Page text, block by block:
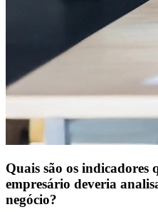
Quais são os indicadores
empresário deveria
negócio?